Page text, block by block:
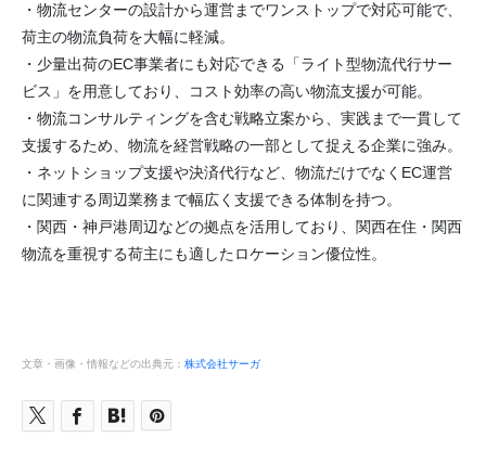
・物流センターの設計から運営までワンストップで対応可能で、
荷主の物流負荷を大幅に軽減。
・少量出荷のEC事業者にも対応できる「ライト型物流代行サー
ビス」を用意しており、コスト効率の高い物流支援が可能。
・物流コンサルティングを含む戦略立案から、実践まで一貫して
支援するため、物流を経営戦略の一部として捉える企業に強み。
・ネットショップ支援や決済代行など、物流だけでなくEC運営
に関連する周辺業務まで幅広く支援できる体制を持つ。
・関西・神戸港周辺などの拠点を活用しており、関西在住・関西
物流を重視する荷主にも適したロケーション優位性。
文章・画像・情報などの出典元： 株式会社サーガ